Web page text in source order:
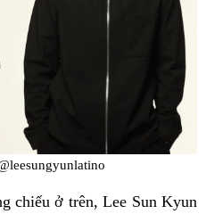
chiếu ở trên, Lee Sun Kyun